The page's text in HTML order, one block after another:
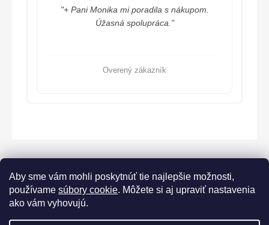
Aby sme vám mohli poskytnúť tie najlepšie možnosti,
používame súbory cookie. Môžete si aj upraviť nastavenia
ako vám vyhovujú.
"+ Pani Monika mi poradila s nákupom.
Úžasná spolupráca."
Overený zákazník